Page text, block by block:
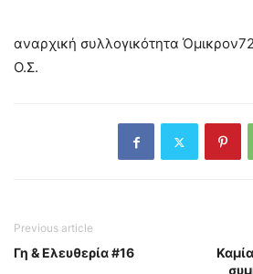
αναρχική συλλογικότητα
Ο.Σ.
Previous article
Γη & Ελευθερία #16